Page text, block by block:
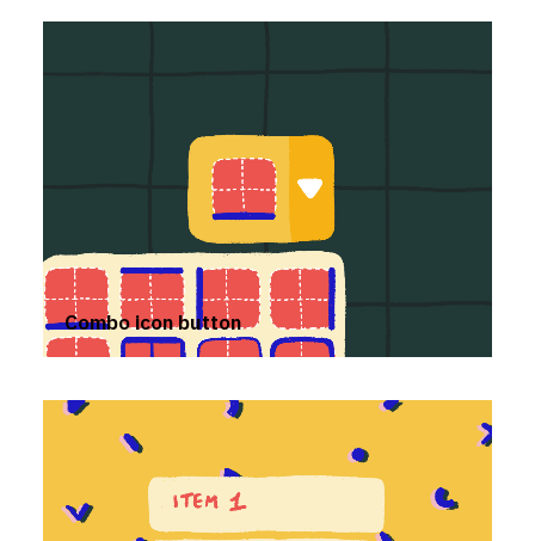
Combo icon button